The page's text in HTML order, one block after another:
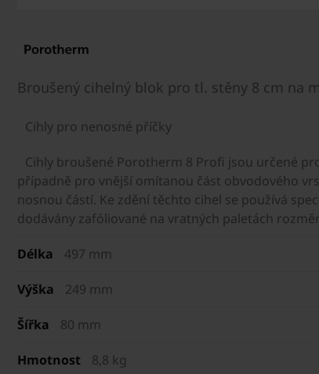
Broušený cihelný blok pro tl. stěny 8 cm na
Cihly pro nenosné příčky
Cihly broušené Porotherm 8 Profi jsou určené
případně pro vnější omítanou část obvodového
nosnou částí. Ke zdění těchto cihel se používá
dodávány zafóliované na vratných paletách
Délka 497 mm
Výška 249 mm
Šířka 80 mm
Hmotnost 8,8 kg